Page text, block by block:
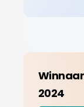
Winnaar
2024